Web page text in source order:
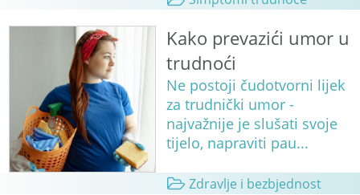
Kako prevazići umor u
trudnoći
Ne postoji čudotvorni lijek
za trudnički umor -
najvažnije je slušati svoje
tijelo, napraviti pau...
Zdravlje i bezbjednost